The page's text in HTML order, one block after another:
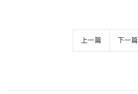
上一篇 下一篇